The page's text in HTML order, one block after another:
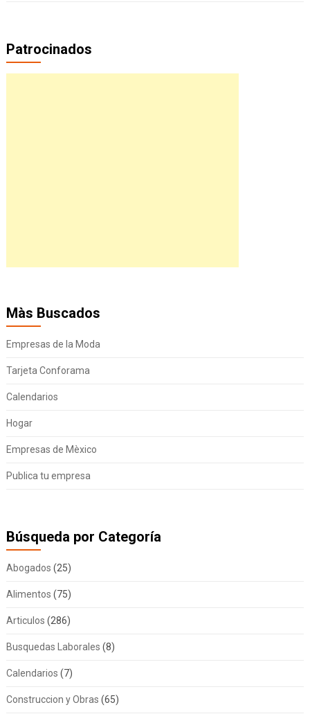
Patrocinados
Màs Buscados
Empresas de la Moda
Tarjeta Conforama
Calendarios
Hogar
Empresas de Mèxico
Publica tu empresa
Búsqueda por Categoría
Abogados (25)
Alimentos (75)
Articulos (286)
Busquedas Laborales (8)
Calendarios (7)
Construccion y Obras (65)